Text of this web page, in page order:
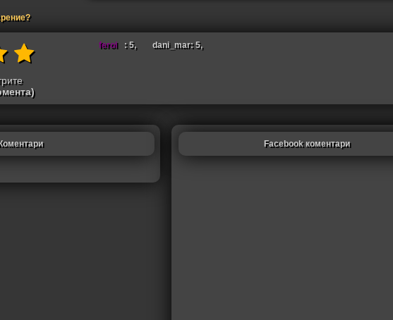
ferol : 5, dani_mar: 5,
Коментари Facebook коментари